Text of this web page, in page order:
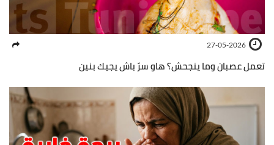
27-05-2026
تعمل عصبان وما ينجحش؟ هاو سرّ باش يجيك بنين